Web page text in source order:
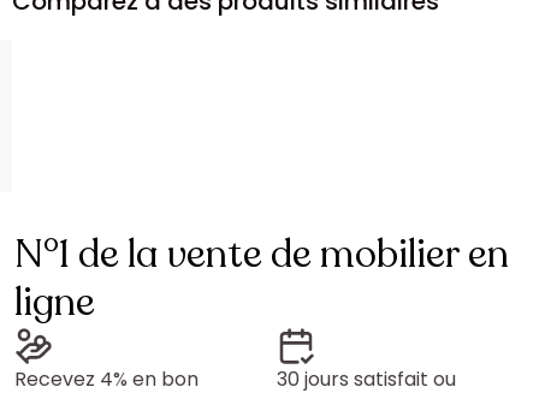
N°1 de la vente de mobilier en
ligne
Recevez 4% en bon
30 jours satisfait ou